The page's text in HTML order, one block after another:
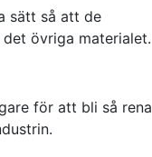
sätt så att de
övriga materialet.
för att bli så rena